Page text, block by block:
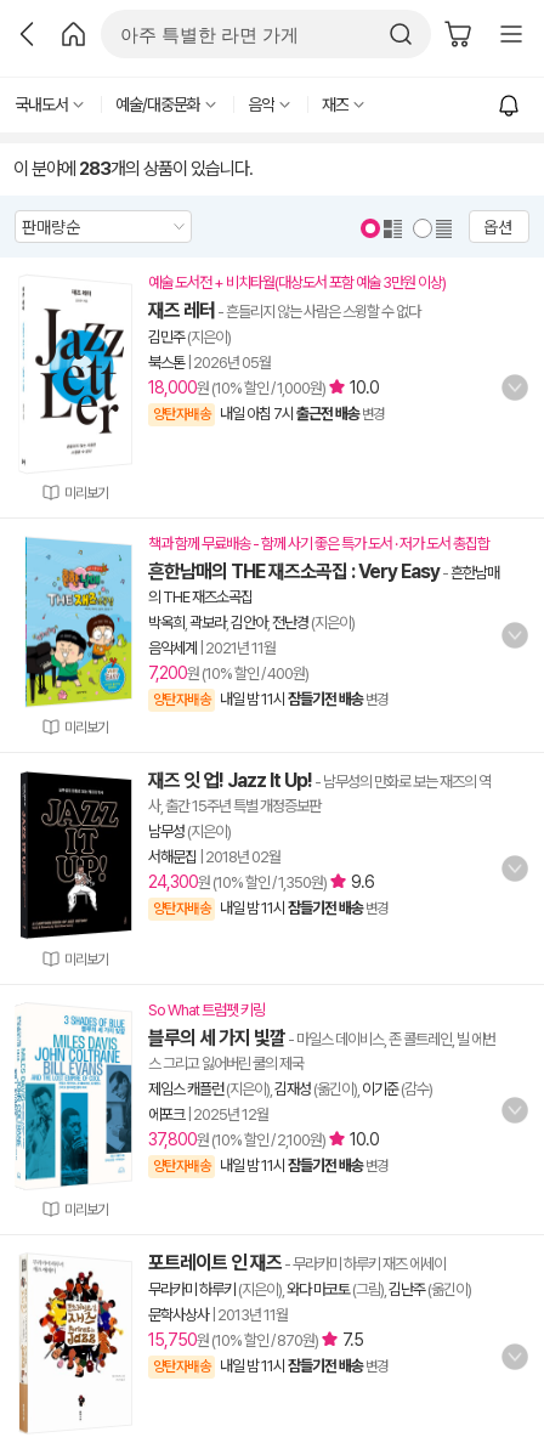
국내도서 예술/대중문화 음악 재즈
이 분야에 283개의 상품이 있습니다.
옵션
미리보기
예술 도서전 + 비치타월(대상도서 포함 예술 3만원 이상)
재즈 레터 - 흔들리지 않는 사람은 스윙할 수 없다
김민주(지은이)
북스톤| 2026년 05월
18,000원 (10% 할인 / 1,000원) 10.0
양탄자배송 내일 아침 7시 출근전 배송 변경
미리보기
책과 함께 무료배송 - 함께 사기 좋은 특가 도서 · 저가 도서 총집합
흔한남매의 THE 재즈소곡집 : Very Easy-흔한남매
의 THE 재즈소곡집
박옥희 곽보라,김안아,전난경 (지은이)
음악세계
2021년 11월
7,200원 (10% 할인 / 400원)
양탄자배송 내일 밤 11시 잠들기전 배송 변경
미리보기
재즈 잇 업! Jazz It Up! - 남무성의 만화로 보는 재즈의 역
사, 출간 15주년 특별 개정증보판
남무성 (지은이)
서해문집 2018년 02월
24,300원 (10% 할인 / 1,350원) 9.6
양탄자배송 내일 밤 11시 잠들기전 배송 변경
미리보기
So What 트럼펫 키링
블루의 세 가지 빛깔 - 마일스 데이비스, 존 콜트레인, 빌 에번
스 그리고 잃어버린 쿨의 제국
제임스 캐플런(지은이), 김재성 (옮긴이), 이기준(감수)
에포크| 2025년 12월
37,800원 (10% 할인 / 2,100원) 10.0
양탄자배송 내일 밤 11시 잠들기전 배송 변경
포트레이트 인 재즈 - 무라카미 하루키 재즈 에세이
무라카미 하루키 (지은이), 와다 마코토(그림), 김난주(옮긴이)
문학사상사| 2013년 11월
15,750원 (10% 할인 / 870원) 7.5
양탄자배송 내일 밤 11시 잠들기전 배송 변경